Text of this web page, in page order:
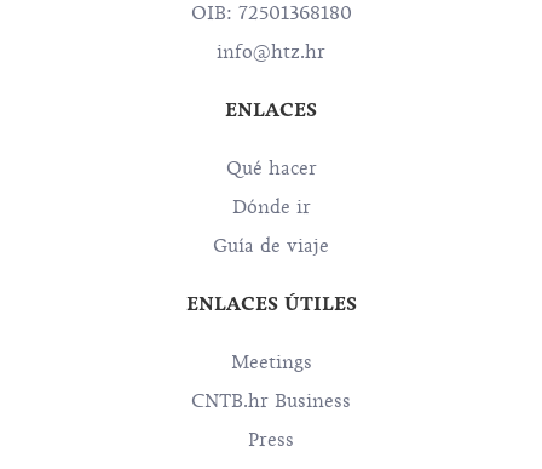
OIB: 72501368180
info@htz.hr
ENLACES
Qué hacer
Dónde ir
Guía de viaje
ENLACES ÚTILES
Meetings
CNTB.hr Business
Press